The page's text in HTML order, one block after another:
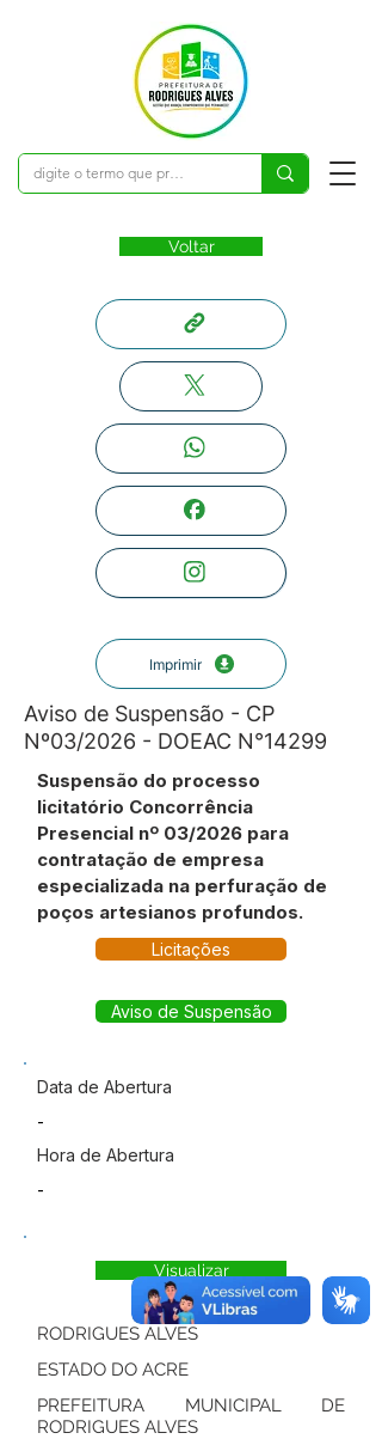
Voltar
Imprimir
Aviso de Suspensão - CP
Nº03/2026 - DOEAC N°14299
Suspensão do processo
licitatório Concorrência
Presencial nº 03/2026 para
contratação de empresa
especializada na perfuração de
poços artesianos profundos.
Licitações
Aviso de Suspensão
Data de Abertura
-
Hora de Abertura
-
Visualizar
RODRIGUES ALVES
ESTADO DO ACRE
PREFEITURA MUNICIPAL DE
RODRIGUES ALVES